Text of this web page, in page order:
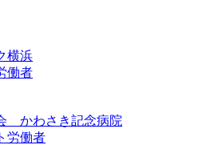
横浜
働者
かわさき記念病院
労働者